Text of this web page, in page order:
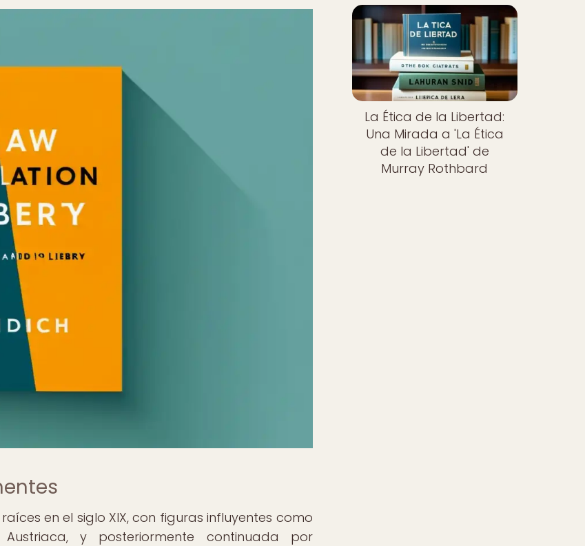
en el siglo XIX, con figuras influyentes como
y posteriormente continuada por
La Ética de la Libertad:
Una Mirada a 'La Ética
de la Libertad' de
Murray Rothbard